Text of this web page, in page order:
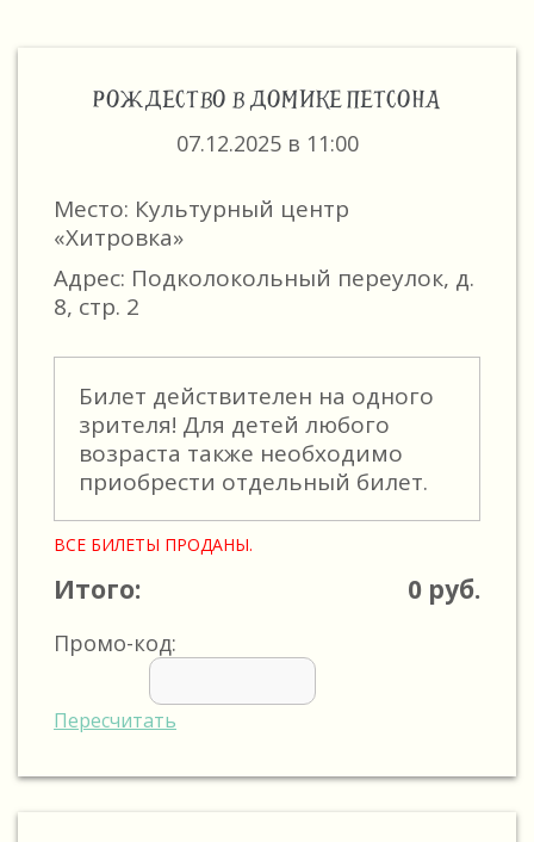
РОЖДЕСТВО В ДОМИКЕ ПЕТСОНА
07.12.2025 в 11:00
Место: Культурный центр
«Хитровка»
Адрес: Подколокольный переулок, д.
8, стр. 2
Билет действителен на одного
зрителя! Для детей любого
возраста также необходимо
приобрести отдельный билет.
ВСЕ БИЛЕТЫ ПРОДАНЫ.
Итого: 0 руб.
Промо-код:
Пересчитать